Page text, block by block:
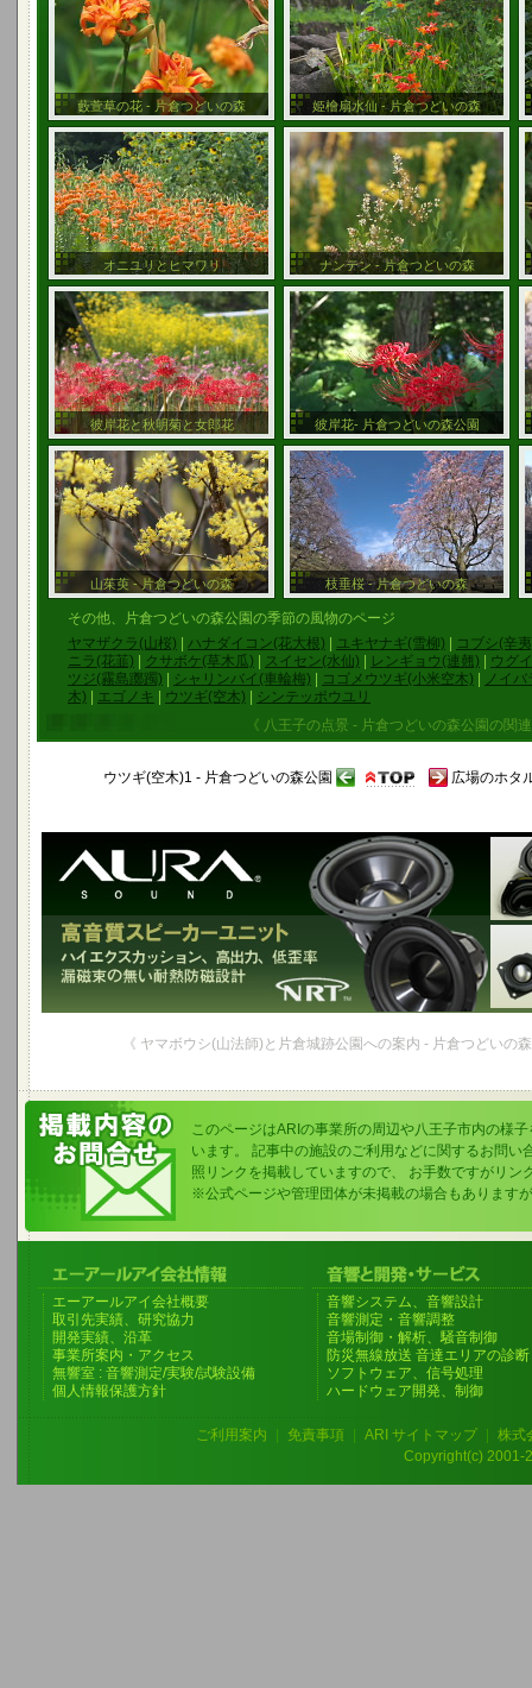
藪萱草の花 - 片倉つどいの森 姫檜扇水仙 - 片倉つどいの森
オニユリとヒマワリ ナンテン - 片倉つどいの森
彼岸花と秋明菊と女郎花 彼岸花- 片倉つどいの森公園
山茱萸 - 片倉つどいの森 枝垂桜 - 片倉つどいの森
その他、片倉つどいの森公園の季節の風物のページ
ヤマザクラ(山桜)
ハナダイコン(花大根) ユキヤナギ(雪柳)
コブシ(辛
ニラ(花韮)
クサボケ(草木瓜) スイセン(水仙) レンギョウ(連翹)
ウグ
ツジ(霧島躑躅)
シャリンバイ(車輪梅) コゴメウツギ(小米空木)
ノイ
木)
エゴノキ ウツギ(空木)
シンテッポウユリ
《 八王子の点景 - 片倉つどいの森公園の関
ウツギ(空木)1 - 片倉つどいの森公園 広場のホタ
《 ヤマボウシ(山法師)と片倉城跡公園への案内 - 片倉つどいの
このページはARIの事業所の周辺や八王子市内の様
います。 記事中の施設のご利用などに関するお問い
照リンクを掲載していますので、 お手数ですがリン
※公式ページや管理団体が未掲載の場合もあります
エーアールアイ会社概要
取引先実績、研究協力
開発実績、沿革
事業所案内・アクセス
無響室 : 音響測定/実験/試験設備
個人情報保護方針
音響システム、音響設計
音響測定・音響調整
音場制御・解析、騒音制御
防災無線放送 音達エリアの診断
ソフトウェア、信号処理
ハードウェア開発、制御
ご利用案内 免責事項 ARI サイトマップ
株式
Copyright(c) 2001-